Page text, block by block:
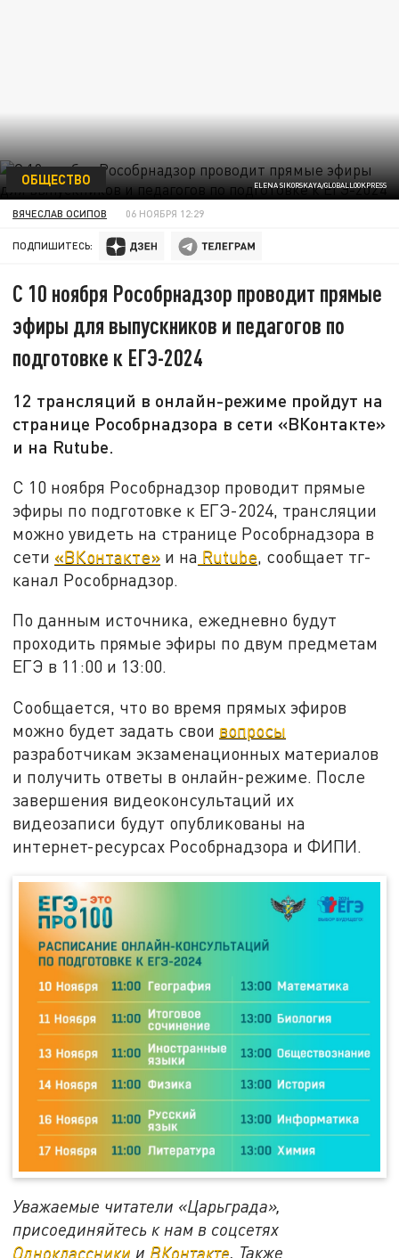
ELENA SIKORSKAYA/GLOBALLOOKPRESS
ОБЩЕСТВО
ВЯЧЕСЛАВ ОСИПОВ 06 НОЯБРЯ 12:29
ПОДПИШИТЕСЬ:
С 10 ноября Рособрнадзор проводит прямые
эфиры для выпускников и педагогов по
подготовке к ЕГЭ-2024
12 трансляций в онлайн-режиме пройдут на
странице Рособрнадзора в сети «ВКонтакте»
и на Rutube.
С 10 ноября Рособрнадзор проводит прямые
эфиры по подготовке к ЕГЭ-2024, трансляции
можно увидеть на странице Рособрнадзора в
сети «ВКонтакте» и на Rutube, сообщает тг-
канал Рособрнадзор.
По данным источника, ежедневно будут
проходить прямые эфиры по двум предметам
ЕГЭ в 11:00 и 13:00.
Сообщается, что во время прямых эфиров
можно будет задать свои вопросы
разработчикам экзаменационных материалов
и получить ответы в онлайн-режиме. После
завершения видеоконсультаций их
видеозаписи будут опубликованы на
интернет-ресурсах Рособрнадзора и ФИПИ.
Уважаемые читатели «Царьграда»,
присоединяйтесь к нам в соцсетях
Одноклассники и ВКонтакте. Также